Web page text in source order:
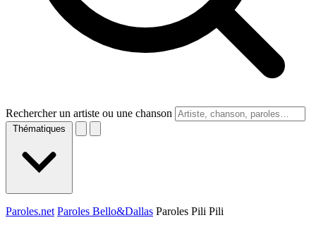
Rechercher un artiste ou une chanson
Thématiques
Paroles.net Paroles Bello&Dallas Paroles Pili Pili